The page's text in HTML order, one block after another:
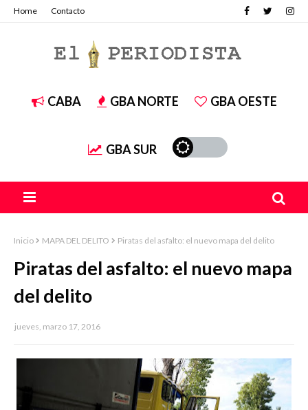
Home Contacto
CABA GBA NORTE GBA OESTE
GBA SUR
Inicio MAPA DEL DELITO Piratas del asfalto: el nuevo mapa del delito
Piratas del asfalto: el nuevo mapa
del delito
jueves, marzo 17, 2016